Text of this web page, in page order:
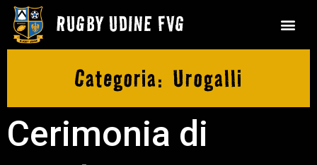
Categoria: Urogalli
Cerimonia di